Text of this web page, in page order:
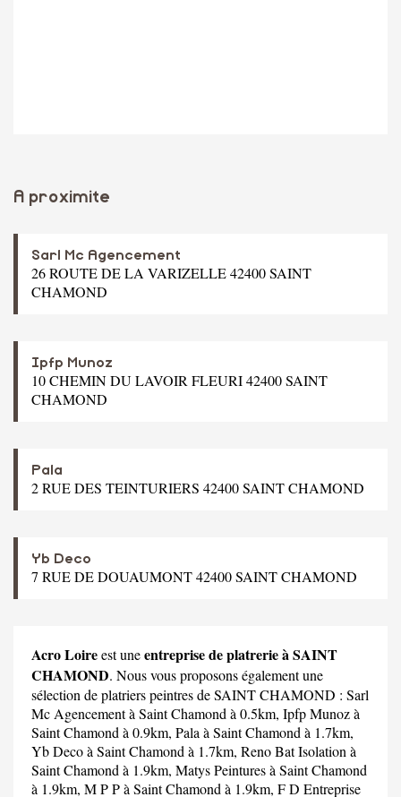
A proximite
Sarl Mc Agencement
26 ROUTE DE LA VARIZELLE 42400 SAINT
CHAMOND
Ipfp Munoz
10 CHEMIN DU LAVOIR FLEURI 42400 SAINT
CHAMOND
Pala
2 RUE DES TEINTURIERS 42400 SAINT CHAMOND
Yb Deco
7 RUE DE DOUAUMONT 42400 SAINT CHAMOND
Acro Loireest uneentreprise de platrerie à SAINT
CHAMOND. Nous vous proposons également une
sélection de platriers peintres de SAINT CHAMOND : Sarl
Mc Agencementà Saint Chamond à 0.5km, Ipfp Munozà
Saint Chamond à 0.9km, Pala à Saint Chamond à 1.7km,
Yb Decoà Saint Chamond à 1.7km, Reno Bat Isolation à
Saint Chamond à 1.9km, Matys Peinturesà Saint Chamond
à 1.9km, M P Pà Saint Chamond à 1.9km, F D Entreprise